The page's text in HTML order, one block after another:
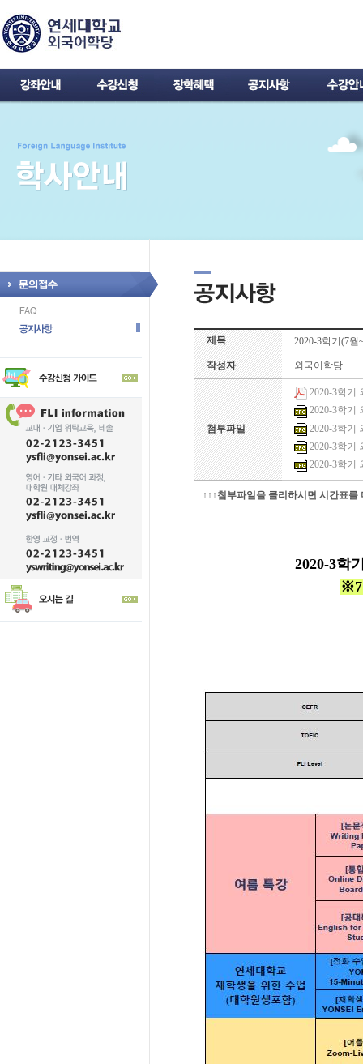
제목 2020-3학기(7
작성자 외국어학당
첨부파일
2020-3학기
2020-3학기
2020-3학기
2020-3학기
2020-3학기
↑↑↑첨부파일을 클리하시면 시간표를
2020-3학
※7